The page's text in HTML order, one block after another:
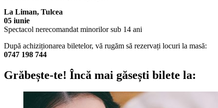
La Liman, Tulcea
05 iunie
Spectacol nerecomandat minorilor sub 14 ani
După achiziționarea biletelor, vă rugăm să rezervați locuri la masă:
0747 198 744
Grăbește-te! Încă mai găsești bilete la: